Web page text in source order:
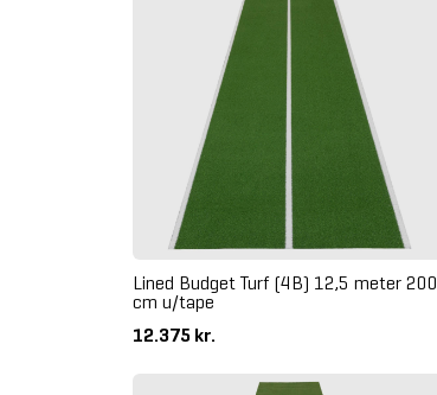
Lined Budget Turf (4B) 12,5 meter 200
cm u/tape
12.375 kr.